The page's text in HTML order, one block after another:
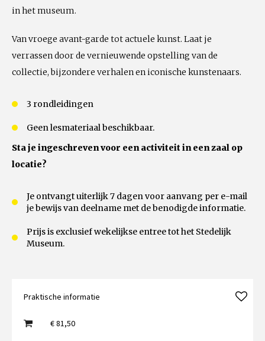
in het museum.
Van vroege avant-garde tot actuele kunst. Laat je
verrassen door de vernieuwende opstelling van de
collectie, bijzondere verhalen en iconische kunstenaars.
3 rondleidingen
Geen lesmateriaal beschikbaar.
Sta je ingeschreven voor een activiteit in een zaal op
locatie?
Je ontvangt uiterlijk 7 dagen voor aanvang per e-mail
je bewijs van deelname met de benodigde informatie.
Prijs is exclusief wekelijkse entree tot het Stedelijk
Museum.
Praktische informatie
€ 81,50